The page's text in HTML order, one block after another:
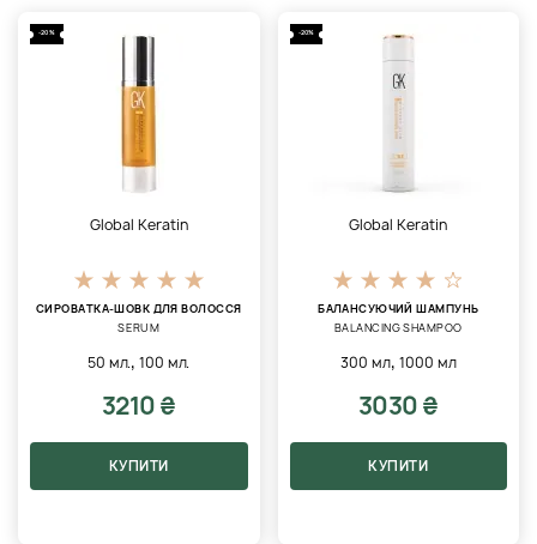
-20%
Global Keratin
СИРОВАТКА-ШОВК ДЛЯ ВОЛОССЯ
SERUM
50 мл.,100 мл.
3210 ₴
КУПИТИ
-20%
Global Keratin
БАЛАНСУЮЧИЙ ШАМПУНЬ
BALANCING SHAMPOO
300 мл, 1000 мл
3030 ₴
КУПИТИ